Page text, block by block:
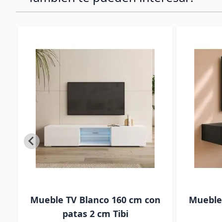
Mueble TV Blanco 160 cm con
patas 2 cm Tibi